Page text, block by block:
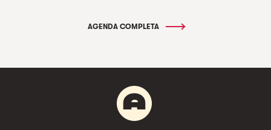
AGENDA COMPLETA